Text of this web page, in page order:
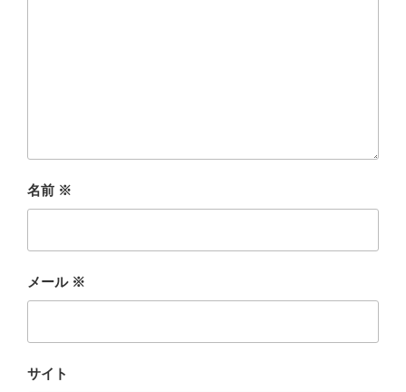
名前 ※
メール ※
サイト